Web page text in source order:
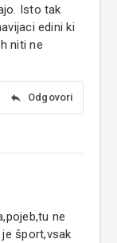
Isto tak
edini ki
niti ne
reply Odgovori
ne
šport,vsak